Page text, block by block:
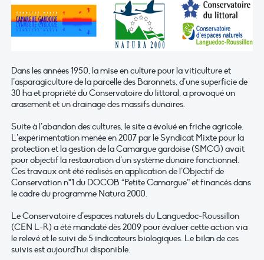
Dans les années 1950, la mise en culture pour la viticulture et
l’asparagiculture de la parcelle des Baronnets, d’une superficie de
30 ha et propriété du Conservatoire du littoral, a provoqué un
arasement et un drainage des massifs dunaires.
Suite à l’abandon des cultures, le site a évolué en friche agricole.
L’expérimentation menée en 2007 par le Syndicat Mixte pour la
protection et la gestion de la Camargue gardoise (SMCG) avait
pour objectif la restauration d’un système dunaire fonctionnel.
Ces travaux ont été réalisés en application de l’Objectif de
Conservation n°1 du DOCOB “Petite Camargue” et financés dans
le cadre du programme Natura 2000.
Le Conservatoire d’espaces naturels du Languedoc-Roussillon
(CEN L-R) a été mandaté dès 2009 pour évaluer cette action via
le relevé et le suivi de 5 indicateurs biologiques. Le bilan de ces
suivis est aujourd’hui disponible.